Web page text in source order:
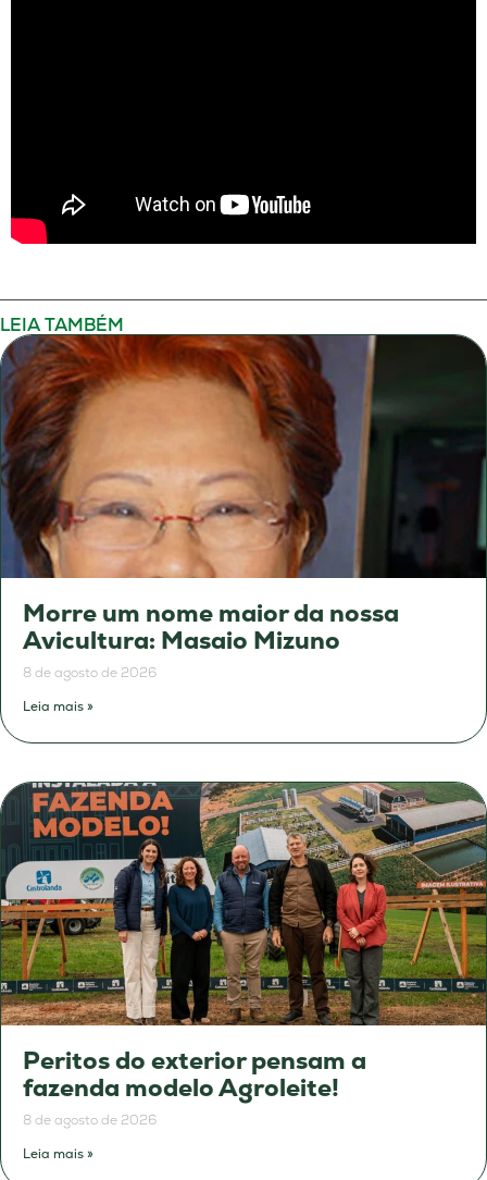
LEIA TAMBÉM
Morre um nome maior da nossa
Avicultura: Masaio Mizuno
8 de agosto de 2026
Leia mais »
Peritos do exterior pensam a
fazenda modelo Agroleite!
8 de agosto de 2026
Leia mais »